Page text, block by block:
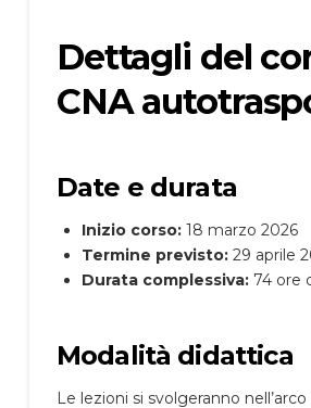
Dettagli del
CNA
Date e durata
Inizio corso: 18 marzo 2026
Termine previsto: 29 aprile
Durata complessiva: 74 ore
Modalità didattica
Le lezioni si svolgeranno nell’arco